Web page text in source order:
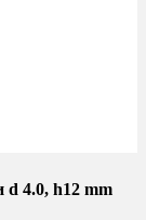
4.0, h12 mm